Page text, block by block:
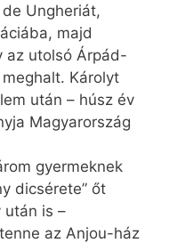
Ungheriát,
majd
az utolsó Árpád-
Károlyt
után – húsz év
Magyarország
gyermeknek
dicsérete” őt
után is –
az Anjou-ház